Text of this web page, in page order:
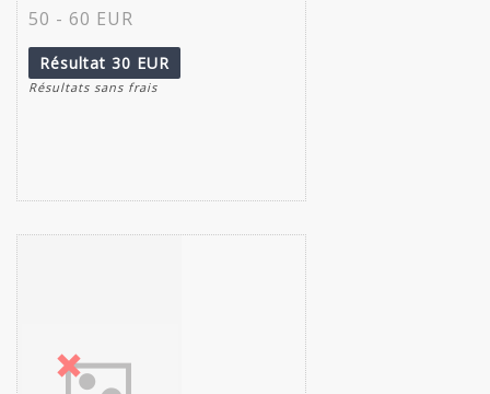
50 - 60 EUR
Résultat 30 EUR
Résultats sans frais